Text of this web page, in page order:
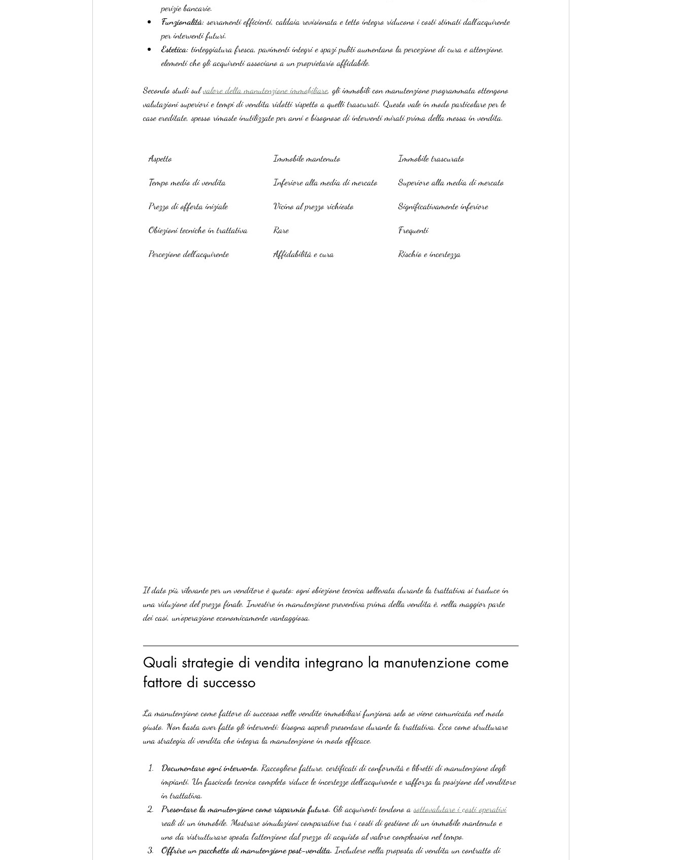
perizie bancarie.
Funzionalità: serramenti efficienti, caldaia revisionata e tetto integro riducono i costi stimati dall’acquirente
per interventi futuri.
Estetica: tinteggiatura fresca, pavimenti integri e spazi puliti aumentano la percezione di cura e attenzione,
elementi che gli acquirenti associano a un proprietario affidabile.
Secondo studi sul valore della manutenzione immobiliare, gli immobili con manutenzione programmata ottengono
valutazioni superiori e tempi di vendita ridotti rispetto a quelli trascurati. Questo vale in modo particolare per le
case ereditate, spesso rimaste inutilizzate per anni e bisognose di interventi mirati prima della messa in vendita.
Aspetto Immobile mantenuto Immobile trascurato
Tempo medio di vendita Inferiore alla media di mercato Superiore alla media di mercato
Prezzo di offerta iniziale Vicino al prezzo richiesto Significativamente inferiore
Obiezioni tecniche in trattativa Rare Frequenti
Percezione dell’acquirente Affidabilità e cura Rischio e incertezza
Il dato più rilevante per un venditore è questo: ogni obiezione tecnica sollevata durante la trattativa si traduce in
una riduzione del prezzo finale. Investire in manutenzione preventiva prima della vendita è, nella maggior parte
dei casi, un’operazione economicamente vantaggiosa.
Quali strategie di vendita integrano la manutenzione come
fattore di successo
La manutenzione come fattore di successo nelle vendite immobiliari funziona solo se viene comunicata nel modo
giusto. Non basta aver fatto gli interventi: bisogna saperli presentare durante la trattativa. Ecco come strutturare
una strategia di vendita che integra la manutenzione in modo efficace.
Documentare ogni intervento. Raccogliere fatture, certificati di conformità e libretti di manutenzione degli
impianti. Un fascicolo tecnico completo riduce le incertezze dell’acquirente e rafforza la posizione del venditore
in trattativa.
Presentare la manutenzione come risparmio futuro. Gli acquirenti tendono a sottovalutare i costi operativi
reali di un immobile. Mostrare simulazioni comparative tra i costi di gestione di un immobile mantenuto e
uno da ristrutturare sposta l’attenzione dal prezzo di acquisto al valore complessivo nel tempo.
Offrire un pacchetto di manutenzione post-vendita. Includere nella proposta di vendita un contratto di